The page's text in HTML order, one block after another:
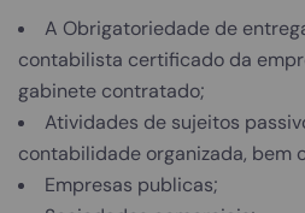
A Obrigatoriedade de
contabilista certificado da
gabinete contratado;
Atividades de sujeitos
contabilidade organizada, bem
Empresas publicas;